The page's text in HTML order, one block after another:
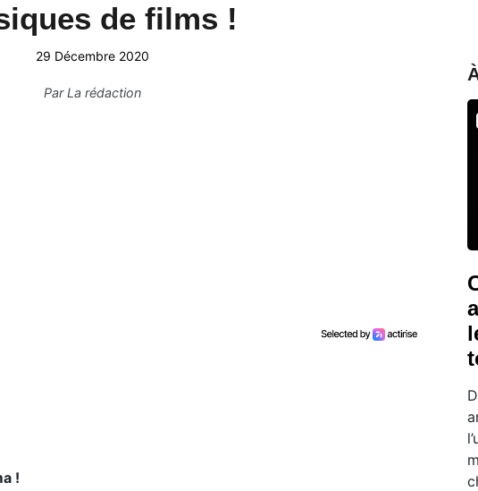
de films !
29 Décembre 2020
ParLa rédaction
!